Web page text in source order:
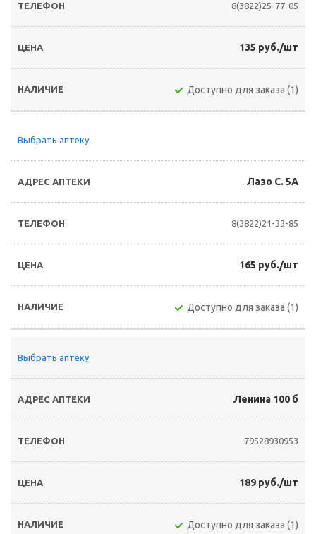
8(3822)25-77-05
135 руб./шт
Доступно для заказа (1)
Выбрать аптеку
Лазо С. 5А
8(3822)21-33-85
165 руб./шт
Доступно для заказа (1)
Выбрать аптеку
Ленина 100 б
79528930953
189 руб./шт
Доступно для заказа (1)